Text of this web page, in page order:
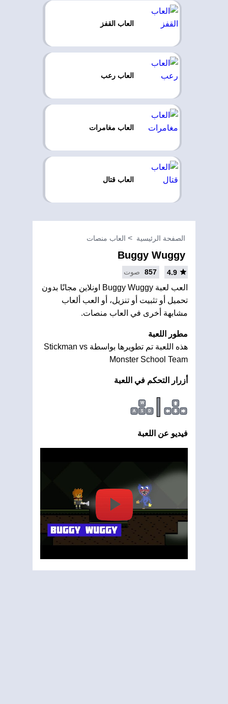
العاب القفز
العاب رعب
العاب مغامرات
العاب قتال
الصفحة الرئيسية العاب منصات
Buggy Wuggy
4.9
857 صوت
العب لعبة Buggy Wuggy اونلاين مجانًا بدون
تحميل أو تثبيت أو تنزيل، أو العب ألعاب
مشابهة أخرى في العاب منصات.
مطور اللعبة
هذه اللعبة تم تطويرها بواسطة Stickman vs
Monster School Team
أزرار التحكم في اللعبة
|
W
A
S D
فيديو عن اللعبة